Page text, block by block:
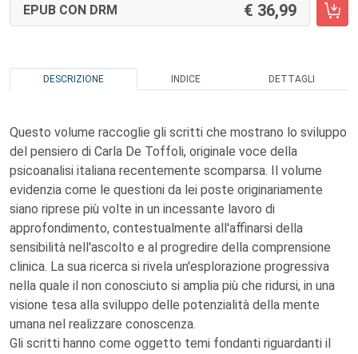
EPUB CON DRM 36,99
DESCRIZIONE INDICE DETTAGLI
Questo volume raccoglie gli scritti che mostrano lo sviluppo
del pensiero di Carla De Toffoli, originale voce della
psicoanalisi italiana recentemente scomparsa. Il volume
evidenzia come le questioni da lei poste originariamente
siano riprese più volte in un incessante lavoro di
approfondimento, contestualmente all'affinarsi della
sensibilità nell'ascolto e al progredire della comprensione
clinica. La sua ricerca si rivela un'esplorazione progressiva
nella quale il non conosciuto si amplia più che ridursi, in una
visione tesa alla sviluppo delle potenzialità della mente
umana nel realizzare conoscenza.
Gli scritti hanno come oggetto temi fondanti riguardanti il